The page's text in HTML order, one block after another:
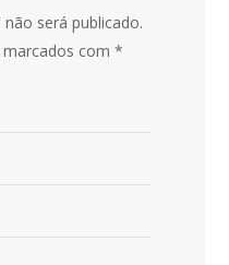
será publicado.
marcados com*